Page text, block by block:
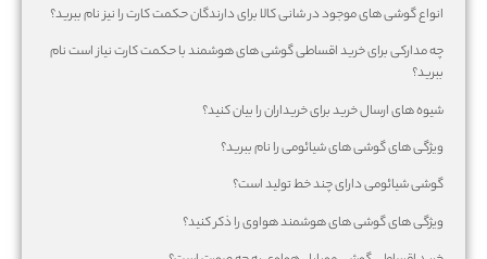
انواع گوشی های موجود در شانی کالا برای دارندگان حکمت کارت را نیز نام ببرید؟
چه مدارکی برای خرید اقساطی گوشی های هوشمند با حکمت کارت نیاز است نام
ببرید؟
شیوه های ارسال خرید برای خریداران را بیان کنید؟
ویژگی های گوشی های شیائومی را نام ببرید؟
گوشی شیائومی دارای چند خط تولید است؟
ویژگی های گوشی های هوشمند هواوی را ذکر کنید؟